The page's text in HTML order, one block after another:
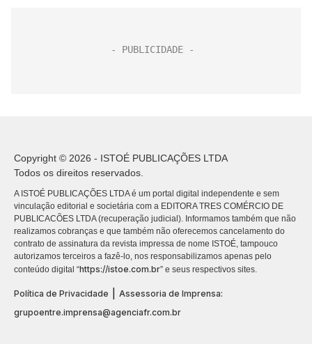
Copyright © 2026 - ISTOÉ PUBLICAÇÕES LTDA
Todos os direitos reservados.
A ISTOÉ PUBLICAÇÕES LTDA é um portal digital independente e sem
vinculação editorial e societária com a EDITORA TRES COMÉRCIO DE
PUBLICACÕES LTDA (recuperação judicial). Informamos também que não
realizamos cobranças e que também não oferecemos cancelamento do
contrato de assinatura da revista impressa de nome ISTOÉ, tampouco
autorizamos terceiros a fazê-lo, nos responsabilizamos apenas pelo
conteúdo digital “https://istoe.com.br” e seus respectivos sites.
Política de Privacidade
Assessoria de Imprensa:
grupoentre.imprensa@agenciafr.com.br